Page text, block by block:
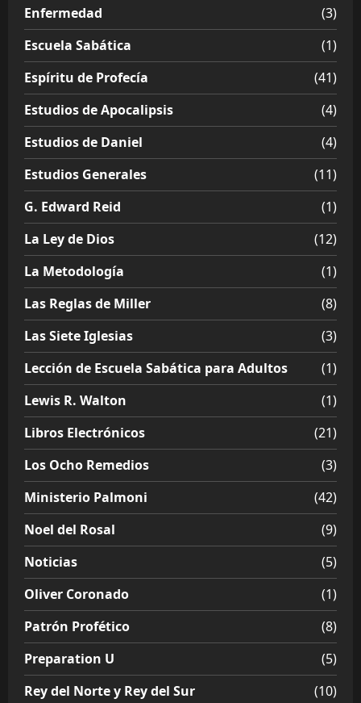
Enfermedad
(3)
Escuela Sabática
(1)
Espíritu de Profecía
(41)
Estudios de Apocalipsis
(4)
Estudios de Daniel
(4)
Estudios Generales
(11)
G. Edward Reid
(1)
La Ley de Dios
(12)
La Metodología
(1)
Las Reglas de Miller
(8)
Las Siete Iglesias
(3)
Lección de Escuela Sabática para Adultos
(1)
Lewis R. Walton
(1)
Libros Electrónicos
(21)
Los Ocho Remedios
(3)
Ministerio Palmoni
(42)
Noel del Rosal
(9)
Noticias
(5)
Oliver Coronado
(1)
Patrón Profético
(8)
Preparation U
(5)
Rey del Norte y Rey del Sur
(10)